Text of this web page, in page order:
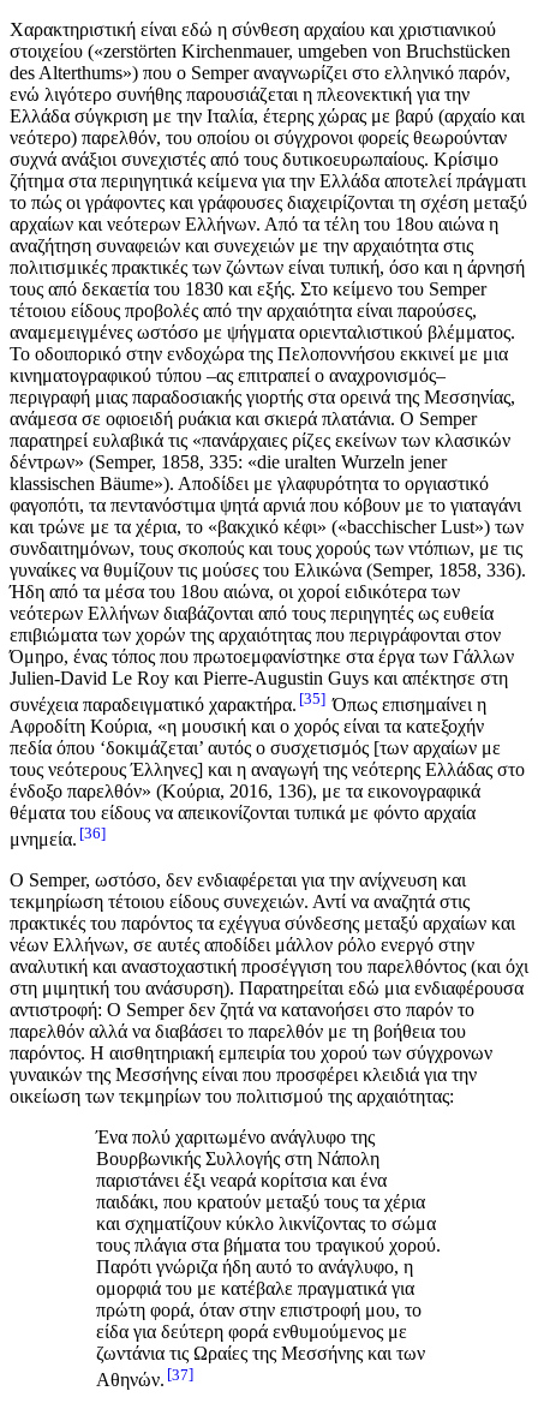
Χαρακτηριστική είναι εδώ η σύνθεση αρχαίου και χριστιανικού
στοιχείου («zerstörten Kirchenmauer, umgeben von Bruchstücken
des Alterthums») που ο Semper αναγνωρίζει στο ελληνικό παρόν,
ενώ λιγότερο συνήθης παρουσιάζεται η πλεονεκτική για την
Ελλάδα σύγκριση με την Ιταλία, έτερης χώρας με βαρύ (αρχαίο και
νεότερο) παρελθόν, του οποίου οι σύγχρονοι φορείς θεωρούνταν
συχνά ανάξιοι συνεχιστές από τους δυτικοευρωπαίους. Κρίσιμο
ζήτημα στα περιηγητικά κείμενα για την Ελλάδα αποτελεί πράγματι
το πώς οι γράφοντες και γράφουσες διαχειρίζονται τη σχέση μεταξύ
αρχαίων και νεότερων Ελλήνων. Από τα τέλη του 18ου αιώνα η
αναζήτηση συναφειών και συνεχειών με την αρχαιότητα στις
πολιτισμικές πρακτικές των ζώντων είναι τυπική, όσο και η άρνησή
τους από δεκαετία του 1830 και εξής. Στο κείμενο του Semper
τέτοιου είδους προβολές από την αρχαιότητα είναι παρούσες,
αναμεμειγμένες ωστόσο με ψήγματα οριενταλιστικού βλέμματος.
Το οδοιπορικό στην ενδοχώρα της Πελοποννήσου εκκινεί με μια
κινηματογραφικού τύπου –ας επιτραπεί ο αναχρονισμός–
περιγραφή μιας παραδοσιακής γιορτής στα ορεινά της Μεσσηνίας,
ανάμεσα σε οφιοειδή ρυάκια και σκιερά πλατάνια. Ο Semper
παρατηρεί ευλαβικά τις «πανάρχαιες ρίζες εκείνων των κλασικών
δέντρων» (Semper, 1858, 335: «die uralten Wurzeln jener
klassischen Bäume»). Αποδίδει με γλαφυρότητα το οργιαστικό
φαγοπότι, τα πεντανόστιμα ψητά αρνιά που κόβουν με το γιαταγάνι
και τρώνε με τα χέρια, το «βακχικό κέφι» («bacchischer Lust») των
συνδαιτημόνων, τους σκοπούς και τους χορούς των ντόπιων, με τις
γυναίκες να θυμίζουν τις μούσες του Ελικώνα (Semper, 1858, 336).
Ήδη από τα μέσα του 18ου αιώνα, οι χοροί ειδικότερα των
νεότερων Ελλήνων διαβάζονται από τους περιηγητές ως ευθεία
επιβιώματα των χορών της αρχαιότητας που περιγράφονται στον
Όμηρο, ένας τόπος που πρωτοεμφανίστηκε στα έργα των Γάλλων
Julien-David Le Roy και Pierre-Augustin Guys και απέκτησε στη
συνέχεια παραδειγματικό χαρακτήρα. 35
Όπως επισημαίνει η
Αφροδίτη Κούρια, «η μουσική και ο χορός είναι τα κατεξοχήν
πεδία όπου ‘δοκιμάζεται’ αυτός ο συσχετισμός [των αρχαίων με
τους νεότερους Έλληνες] και η αναγωγή της νεότερης Ελλάδας στο
ένδοξο παρελθόν» (Κούρια, 2016, 136), με τα εικονογραφικά
θέματα του είδους να απεικονίζονται τυπικά με φόντο αρχαία
μνημεία. 36
Ο Semper, ωστόσο, δεν ενδιαφέρεται για την ανίχνευση και
τεκμηρίωση τέτοιου είδους συνεχειών. Αντί να αναζητά στις
πρακτικές του παρόντος τα εχέγγυα σύνδεσης μεταξύ αρχαίων και
νέων Ελλήνων, σε αυτές αποδίδει μάλλον ρόλο ενεργό στην
αναλυτική και αναστοχαστική προσέγγιση του παρελθόντος (και όχι
στη μιμητική του ανάσυρση). Παρατηρείται εδώ μια ενδιαφέρουσα
αντιστροφή: Ο Semper δεν ζητά να κατανοήσει στο παρόν το
παρελθόν αλλά να διαβάσει το παρελθόν με τη βοήθεια του
παρόντος. Η αισθητηριακή εμπειρία του χορού των σύγχρονων
γυναικών της Μεσσήνης είναι που προσφέρει κλειδιά για την
οικείωση των τεκμηρίων του πολιτισμού της αρχαιότητας:
Ένα πολύ χαριτωμένο ανάγλυφο της
Βουρβωνικής Συλλογής στη Νάπολη
παριστάνει έξι νεαρά κορίτσια και ένα
παιδάκι, που κρατούν μεταξύ τους τα χέρια
και σχηματίζουν κύκλο λικνίζοντας το σώμα
τους πλάγια στα βήματα του τραγικού χορού.
Παρότι γνώριζα ήδη αυτό το ανάγλυφο, η
ομορφιά του με κατέβαλε πραγματικά για
πρώτη φορά, όταν στην επιστροφή μου, το
είδα για δεύτερη φορά ενθυμούμενος με
ζωντάνια τις Ωραίες της Μεσσήνης και των
Αθηνών. 37